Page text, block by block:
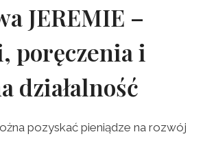
JEREMIE –
poręczenia i
działalność
pozyskać pieniądze na rozwój